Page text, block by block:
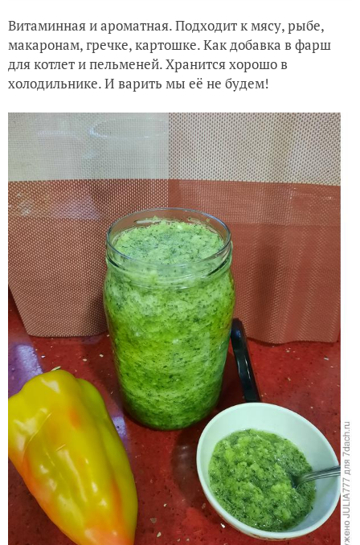
Витаминная и ароматная. Подходит к мясу, рыбе,
макаронам, гречке, картошке. Как добавка в фарш
для котлет и пельменей. Хранится хорошо в
холодильнике. И варить мы её не будем!